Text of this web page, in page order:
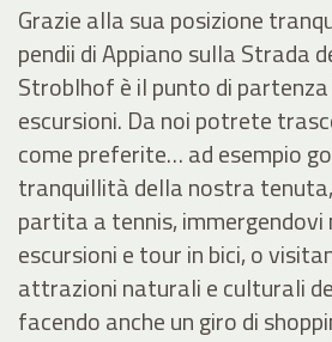
Grazie alla sua posizione
pendii di Appiano sulla Strada
Stroblhof è il punto di
escursioni. Da noi potrete
come preferite… ad esempio
tranquillità della nostra
partita a tennis,
escursioni e tour in bici, o
attrazioni naturali e culturali
facendo anche un giro di